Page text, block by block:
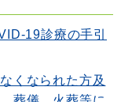
19診療の手引
くなられた方及